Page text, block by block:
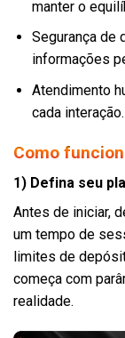
manter o
Segurança de
informações
Atendimento
cada interação.
Como
1) Defina seu
Antes de iniciar,
um tempo de
limites de
começa com
realidade.